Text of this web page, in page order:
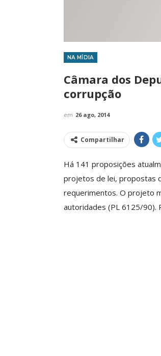
NA MÍDIA
Câmara dos
corrupção
em 26 ago, 2014
Compartilhar
Há 141 proposições
projetos de lei, propostas
requerimentos. O projeto
autoridades (PL 6125/90).